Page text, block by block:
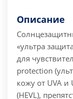
Описание
«ультра
для
protection
кожу от UVA и
(HEVL),